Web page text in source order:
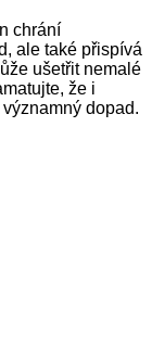
chrání
ale také přispívá
ušetřit nemalé
že i
dopad.